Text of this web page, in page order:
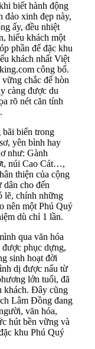
biết hành động
đảo xinh đẹp này,
ấy, đều nhiệt
hiếu khách một
phần để đặc khu
khách nhất Việt
công bố.
chắc để hòn
càng được du
rõ nét căn tính
biển trong
yên bình hay
như: Gành
núi Cao Cát…,
thiện của cộng
dân cho đến
lẽ, chính những
nên một Phú Quý
dù chỉ 1 lần.
qua văn hóa
phục dựng,
sinh hoạt đời
dị được nấu từ
lớn tuổi, đã
khách. Đây cũng
Lâm Đồng đang
văn hóa,
hút bền vững và
khu Phú Quý